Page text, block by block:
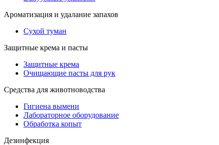
Ароматизация и удалание запахов
Сухой туман
Защитные крема и пасты
Защитные крема
Очищающие пасты для рук
Средства для животноводства
Гигиена вымени
Лабораторное оборудование
Обработка копыт
Дезинфекция